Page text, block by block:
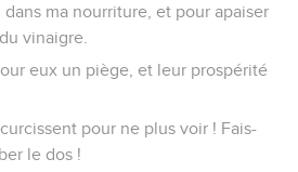
ma nourriture, et pour apaiser
vinaigre.
eux un piège, et leur prospérité
pour ne plus voir ! Fais-
le dos !